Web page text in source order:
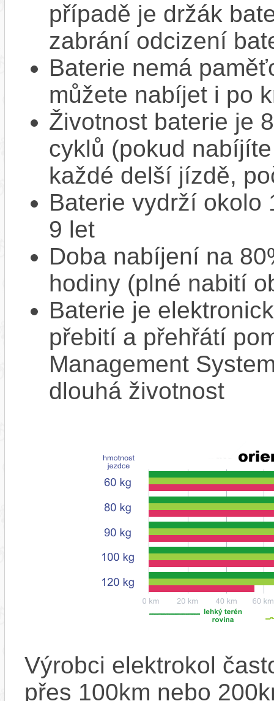
případě je držák
zabrání odcizení
Baterie nemá
můžete nabíjet i po
Životnost baterie je
cyklů (pokud
každé delší jízdě,
Baterie vydrží okolo
9 let
Doba nabíjení na
hodiny (plné nabití
Baterie je
přebití a přehřátí
Management
dlouhá životnost
Výrobci elektrokol
přes 100km nebo